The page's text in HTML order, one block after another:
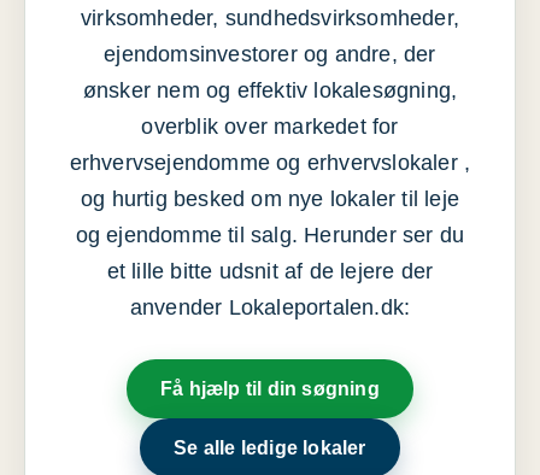
virksomheder, sundhedsvirksomheder,
ejendomsinvestorer og andre, der
ønsker nem og effektiv lokalesøgning,
overblik over markedet for
erhvervsejendomme og erhvervslokaler ,
og hurtig besked om nye lokaler til leje
og ejendomme til salg. Herunder ser du
et lille bitte udsnit af de lejere der
anvender Lokaleportalen.dk:
Få hjælp til din søgning
Se alle ledige lokaler